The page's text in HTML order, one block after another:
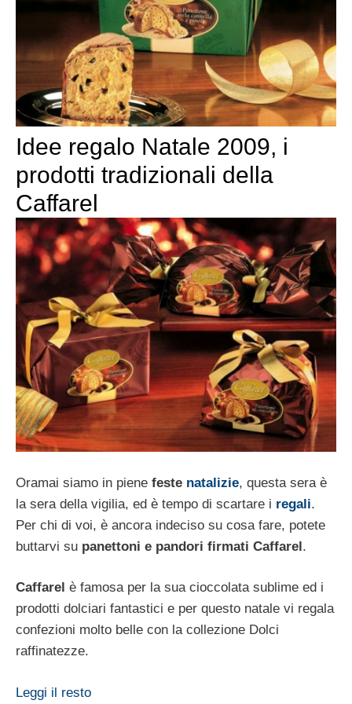
Idee regalo Natale 2009, i
prodotti tradizionali della
Caffarel
Oramai siamo in piene feste natalizie, questa sera è
la sera della vigilia, ed è tempo di scartare i regali.
Per chi di voi, è ancora indeciso su cosa fare, potete
buttarvi su panettoni e pandori firmati Caffarel.
Caffarel è famosa per la sua cioccolata sublime ed i
prodotti dolciari fantastici e per questo natale vi regala
confezioni molto belle con la collezione Dolci
raffinatezze.
Leggi il resto